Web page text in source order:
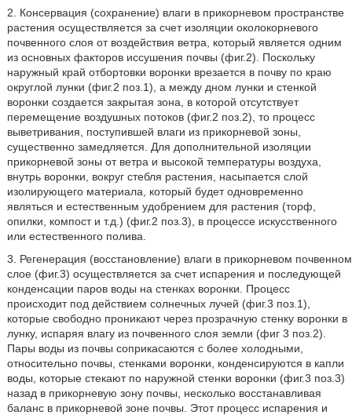
2. Консервация (сохранение) влаги в прикорневом пространстве
растения осуществляется за счет изоляции околокорневого
почвенного слоя от воздействия ветра, который является одним
из основных факторов иссушения почвы (фиг.2). Поскольку
наружный край отбортовки воронки врезается в почву по краю
округлой лунки (фиг.2 поз.1), а между дном лунки и стенкой
воронки создается закрытая зона, в которой отсутствует
перемещение воздушных потоков (фиг.2 поз.2), то процесс
выветривания, поступившей влаги из прикорневой зоны,
существенно замедляется. Для дополнительной изоляции
прикорневой зоны от ветра и высокой температуры воздуха,
внутрь воронки, вокруг стебля растения, насыпается слой
изолирующего материала, который будет одновременно
являться и естественным удобрением для растения (торф,
опилки, компост и т.д.) (фиг.2 поз.3), в процессе искусственного
или естественного полива.
3. Регенерация (восстановление) влаги в прикорневом почвенном
слое (фиг.3) осуществляется за счет испарения и последующей
конденсации паров воды на стенках воронки. Процесс
происходит под действием солнечных лучей (фиг.3 поз.1),
которые свободно проникают через прозрачную стенку воронки в
лунку, испаряя влагу из почвенного слоя земли (фиг 3 поз.2).
Пары воды из почвы соприкасаются с более холодными,
относительно почвы, стенками воронки, конденсируются в капли
воды, которые стекают по наружной стенки воронки (фиг.3 поз.3)
назад в прикорневую зону почвы, несколько восстанавливая
баланс в прикорневой зоне почвы. Этот процесс испарения и